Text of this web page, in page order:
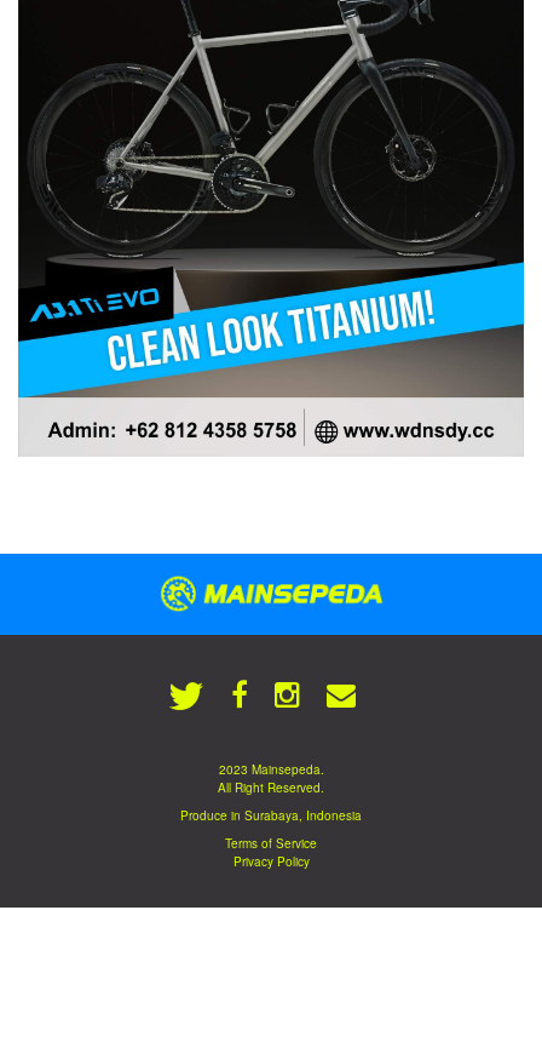
2023 Mainsepeda.
All Right Reserved.
Produce in Surabaya, Indonesia
Terms of Service
Privacy Policy